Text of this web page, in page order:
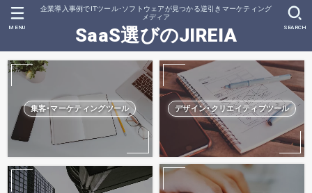
企業導入事例でITツール･ソフトウェアが見つかる逆引きマーケティング
メディア
SaaS選びのJIREIA SEARCH
MENU
集客･マーケティングツール デザイン･クリエイティブツール